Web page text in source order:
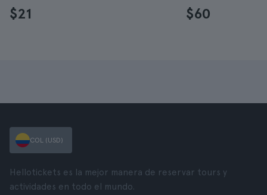
$21 $60
COL (USD)
Hellotickets es la mejor manera de reservar tours y
actividades en todo el mundo.